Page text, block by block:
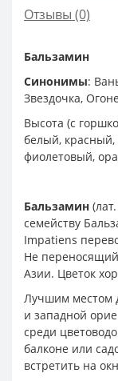
Отзывы (0)
Бальзамин
Синонимы:
Звездочка,
Высота (с
белый,
фиолетовый,
Бальзамин
семейству
Impatiens
Не
Азии. Цветок
Лучшим местом
и западной
среди
балконе или
встретить на